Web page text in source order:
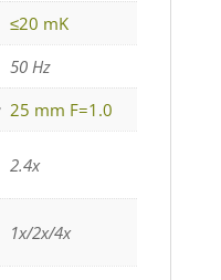
≤20 mK
50 Hz
25 mm F=1.0
2.4x
1x/2x/4x